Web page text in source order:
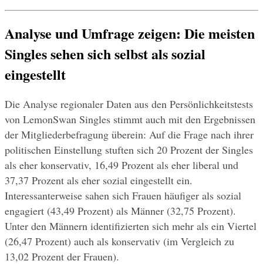
Analyse und Umfrage zeigen: Die meisten
Singles sehen sich selbst als sozial
eingestellt
Die Analyse regionaler Daten aus den Persönlichkeitstests
von LemonSwan Singles stimmt auch mit den Ergebnissen
der Mitgliederbefragung überein: Auf die Frage nach ihrer
politischen Einstellung stuften sich 20 Prozent der Singles
als eher konservativ, 16,49 Prozent als eher liberal und
37,37 Prozent als eher sozial eingestellt ein.
Interessanterweise sahen sich Frauen häufiger als sozial
engagiert (43,49 Prozent) als Männer (32,75 Prozent).
Unter den Männern identifizierten sich mehr als ein Viertel
(26,47 Prozent) auch als konservativ (im Vergleich zu
13,02 Prozent der Frauen).